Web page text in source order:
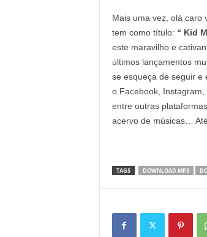
Mais uma vez, olá caro
tem como título: “ Kid
este maravilho e
últimos lançamentos
se esqueça de seguir e
o Facebook, Instagram,
entre outras
acervo de músicas…
TAGS DOWNLOAD MP3